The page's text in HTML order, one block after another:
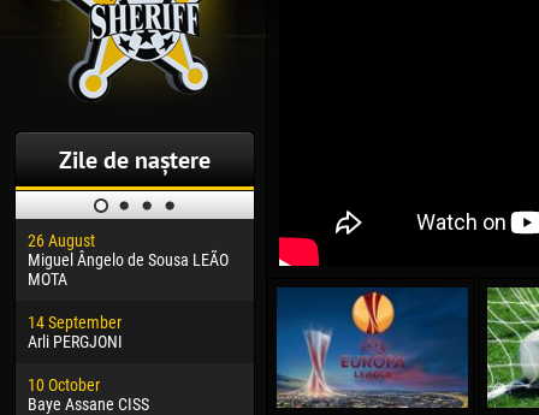
Zile de naștere
26 August
Miguel Ângelo de Sousa LEÃO
MOTA
14 September
Arli PERGJONI
10 October
Baye Assane CISS
30 January
Dhoraso Moreo KLAS
Vladislav COSTIN
02 March
Veaceslav COZMA
04
13
24